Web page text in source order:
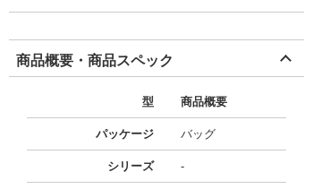
商品概要・商品スペック
型 商品概要
パッケージ バッグ
シリーズ -